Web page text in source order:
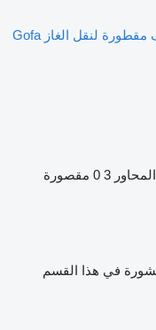
صهريج نصف مقطورة لنقل الغاز Gofa
3 0 مقصورة
في هذا القسم